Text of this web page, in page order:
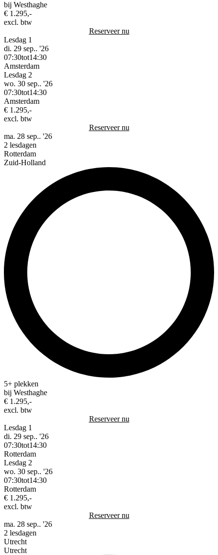
bij Westhaghe
€ 1.295,-
excl. btw
Reserveer nu
Lesdag 1
di. 29 sep.. '26
07:30tot14:30
Amsterdam
Lesdag 2
wo. 30 sep.. '26
07:30tot14:30
Amsterdam
€ 1.295,-
excl. btw
Reserveer nu
ma. 28 sep.. '26
2 lesdagen
Rotterdam
Zuid-Holland
5+ plekken
bij Westhaghe
€ 1.295,-
excl. btw
Reserveer nu
Lesdag 1
di. 29 sep.. '26
07:30tot14:30
Rotterdam
Lesdag 2
wo. 30 sep.. '26
07:30tot14:30
Rotterdam
€ 1.295,-
excl. btw
Reserveer nu
ma. 28 sep.. '26
2 lesdagen
Utrecht
Utrecht